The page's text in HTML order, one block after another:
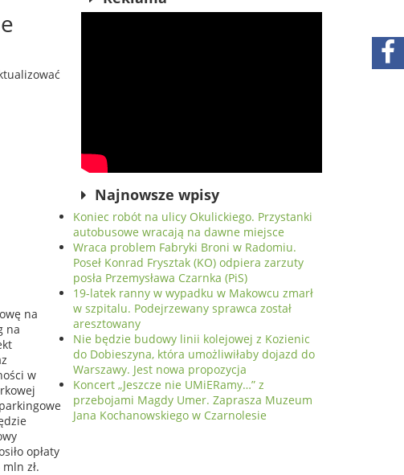
na
na
w
opłaty
zł.
Najnowsze wpisy
Koniec robót na ulicy Okulickiego. Przystanki
autobusowe wracają na dawne miejsce
Wraca problem Fabryki Broni w Radomiu.
Poseł Konrad Frysztak (KO) odpiera zarzuty
posła Przemysława Czarnka (PiS)
19-latek ranny w wypadku w Makowcu zmarł
w szpitalu. Podejrzewany sprawca został
aresztowany
Nie będzie budowy linii kolejowej z Kozienic
do Dobieszyna, która umożliwiłaby dojazd do
Warszawy. Jest nowa propozycja
Koncert „Jeszcze nie UMiERamy…” z
przebojami Magdy Umer. Zaprasza Muzeum
Jana Kochanowskiego w Czarnolesie